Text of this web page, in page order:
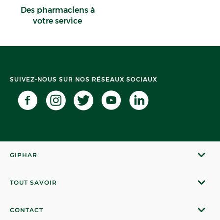
Des pharmaciens à
votre service
SUIVEZ-NOUS SUR NOS RÉSEAUX SOCIAUX
GIPHAR
TOUT SAVOIR
CONTACT